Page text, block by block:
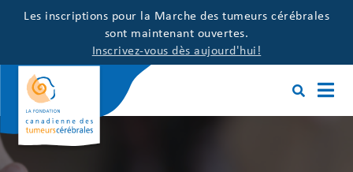
Les inscriptions pour la Marche des tumeurs cérébrales
sont maintenant ouvertes.
Inscrivez-vous dès aujourd'hui!